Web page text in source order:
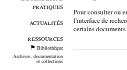
pratiques
actualités
ressources
Bibliothèque
Archives, documentation
et collections
Pour consulter ou
l'interface de
certains